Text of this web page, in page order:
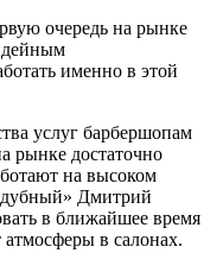
очередь на рынке
именно в этой
услуг барбершопам
рынке достаточно
на высоком
Дмитрий
в ближайшее время
атмосферы в салонах.